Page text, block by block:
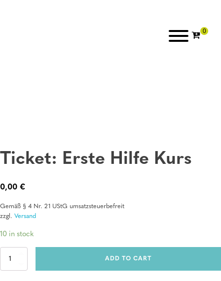
Ticket: Erste Hilfe Kurs
0,00 €
Gemäß § 4 Nr. 21 UStG umsatzsteuerbefreit
zzgl. Versand
10 in stock
Ticket:
ADD TO CART